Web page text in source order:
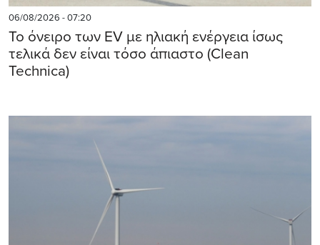
06/08/2026 - 07:20
Το όνειρο των EV με ηλιακή ενέργεια ίσως
τελικά δεν είναι τόσο άπιαστο (Clean
Technica)